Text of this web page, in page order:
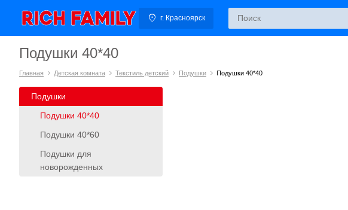
г. Красноярск
Подушки 40*40
Главная Детская комната Текстиль детский Подушки Подушки 40*40
Подушки
Подушки 40*40
Подушки 40*60
Подушки для
новорожденных